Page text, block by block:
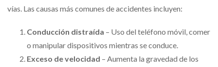
vías. Las causas más comunes de accidentes incluyen:
Conducción distraída – Uso del teléfono móvil, comer
o manipular dispositivos mientras se conduce.
Exceso de velocidad – Aumenta la gravedad de los